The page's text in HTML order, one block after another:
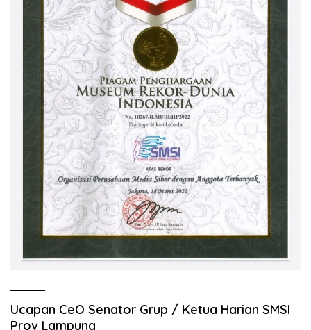
Ucapan CeO Senator Grup / Ketua Harian SMSI
Prov Lampung